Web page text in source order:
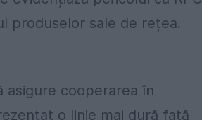
produselor sale de rețea.
asigure cooperarea în
o linie mai dură față